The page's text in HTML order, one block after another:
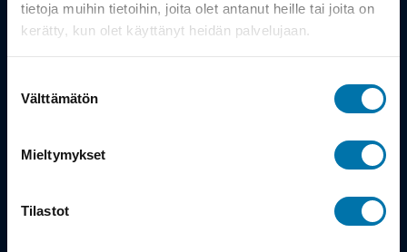
tietoja muihin tietoihin, joita olet antanut heille tai joita on
kerätty, kun olet käyttänyt heidän palvelujaan.
valinta
Välttämätön
Mieltymykset
Tilastot
Takuu ja palautukset
Maksutavat